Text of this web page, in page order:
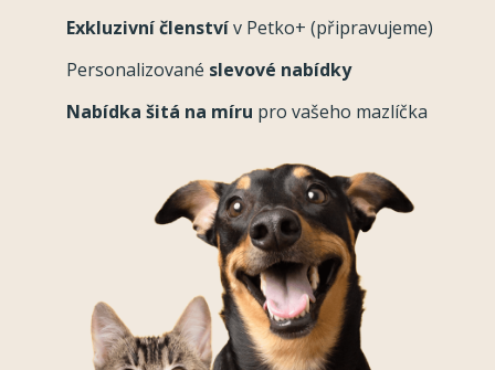
Exkluzivní členstvív Petko+ (připravujeme)
Personalizované slevové nabídky
Nabídka šitá na míru pro vašeho mazlíčka